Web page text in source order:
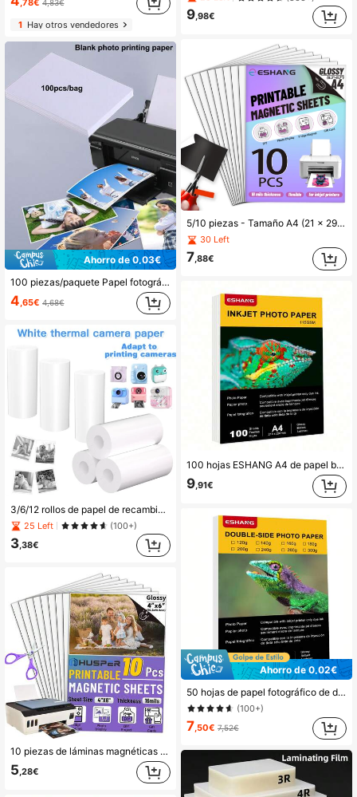
,78€ 4,83€
1Hay otros vendedores
Ahorro de 0,03€
100 piezas/paquete Papel fotográfico blanco de alto brillo apto para impresión de fotografías
4,65€ 4,68€
3/6/12 rollos de papel de recambio para cámara instantánea - Rollo de papel térmico blanco para impresora de fotos, papel de recambio para cámara de impresión instantánea como regalo de cumpleaños para niños y niñas, suministros escolares, de regreso a la escuela
25 Left (100+)
3 ,38€
10 piezas de láminas magnéticas imprimibles, hojas magnéticas flexibles tamaño 4R (4x6 pulgadas) con acabado brillante, papel magnético sin adhesivo para imprimir fotos con impresora de inyección de tinta, hojas magnéticas para manualidades, suministros escolares, vuelta a clases
5,28€
9,98€
5/10 piezas - Tamaño A4 (21 x 29,7 cm) Papel magnético imprimible, Hojas magnéticas flexibles brillantes de 16 mil, Sin adhesivo, Adecuado para impresoras de inyección de tinta
30 Left
7,88€
100 hojas ESHANG A4 de papel brillante para impresión de inyección de tinta, adecuado para impresoras de inyección de tinta, excelente para imprimir fotos, calendarios, folletos, tarjetas y menús, con un peso de papel de 115 g/m²
9,91€
Ahorro de 0,02€
50 hojas de papel fotográfico de doble cara de alto brillo, tamaño 8.3x11.7 pulgadas, compatible con impresoras de inyección de tinta, 120/140/160/180/200/240/260/300 GSM
(100+)
7,50€ 7,52€